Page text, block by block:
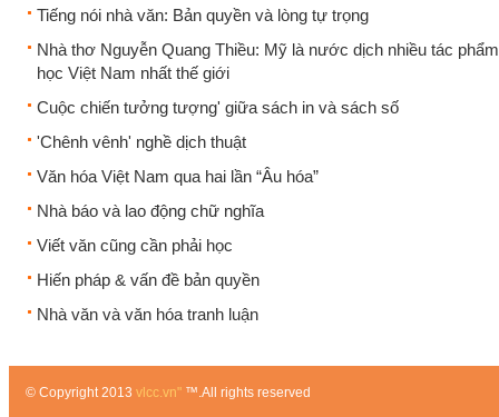
Tiếng nói nhà văn: Bản quyền và lòng tự trọng
Nhà thơ Nguyễn Quang Thiều: Mỹ là nước dịch nhiều tác
học Việt Nam nhất thế giới
Cuộc chiến tưởng tượng' giữa sách in và sách số
'Chênh vênh' nghề dịch thuật
Văn hóa Việt Nam qua hai lần “Âu hóa”
Nhà báo và lao động chữ nghĩa
Viết văn cũng cần phải học
Hiến pháp & vấn đề bản quyền
Nhà văn và văn hóa tranh luận
© Copyright 2013 vlcc.vn"™.All rights reserved